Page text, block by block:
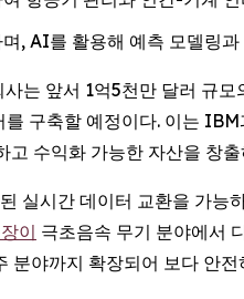
, AI를 활용해 예측 모델링
앞서 1억5천만 달러 규
구축할 예정이다. 이는
고 수익화 가능한 자산을 창
시간 데이터 교환을 가능
이 극초음속 무기 분야에서
야까지 확장되어 보다 안